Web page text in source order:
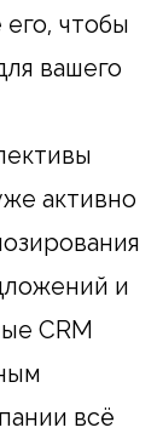
чтобы
вашего
активно
и
CRM
всё